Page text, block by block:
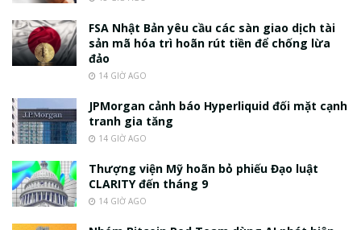
FSA Nhật Bản yêu cầu các sàn giao dịch tài
sản mã hóa trì hoãn rút tiền để chống lừa
đảo
14 GIỜ AGO
JPMorgan cảnh báo Hyperliquid đối mặt cạnh
tranh gia tăng
14 GIỜ AGO
Thượng viện Mỹ hoãn bỏ phiếu Đạo luật
CLARITY đến tháng 9
14 GIỜ AGO